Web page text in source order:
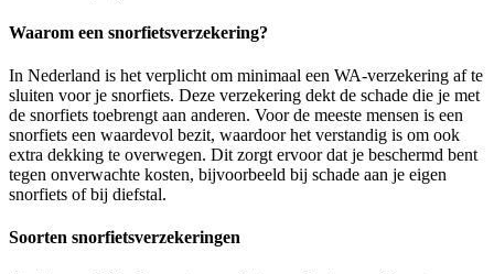
Waarom een snorfietsverzekering?
In Nederland is het verplicht om minimaal een WA-verzekering af te
sluiten voor je snorfiets. Deze verzekering dekt de schade die je met
de snorfiets toebrengt aan anderen. Voor de meeste mensen is een
snorfiets een waardevol bezit, waardoor het verstandig is om ook
extra dekking te overwegen. Dit zorgt ervoor dat je beschermd bent
tegen onverwachte kosten, bijvoorbeeld bij schade aan je eigen
snorfiets of bij diefstal.
Soorten snorfietsverzekeringen